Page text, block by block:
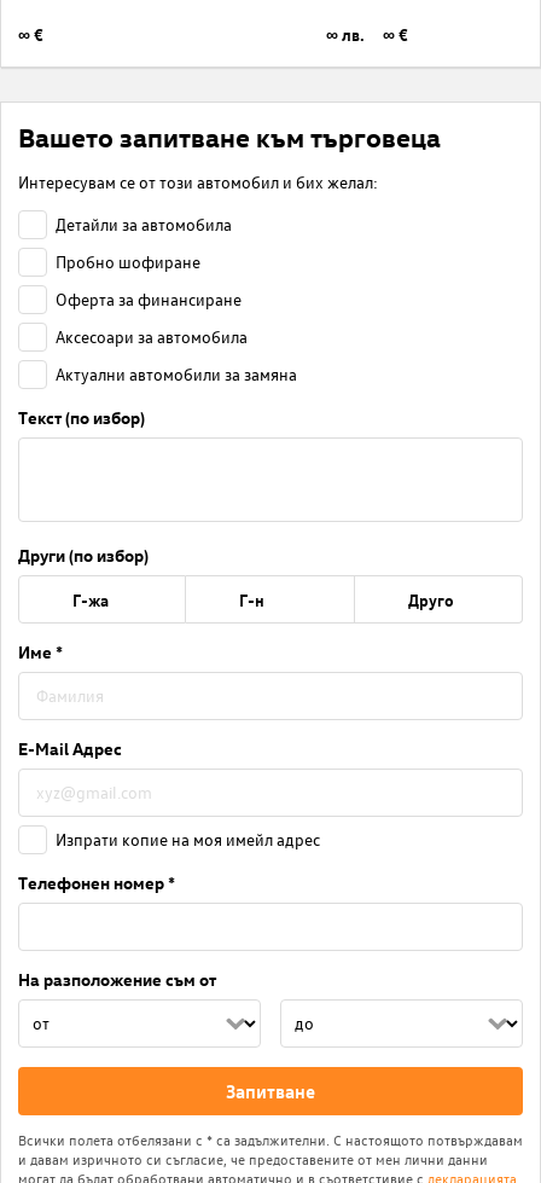
∞ € ∞ лв. ∞ €
Вашето запитване към търговеца
Интересувам се от този автомобил и бих желал:
Детайли за автомобила
Пробно шофиране
Оферта за финансиране
Аксесоари за автомобила
Актуални автомобили за замяна
Текст (по избор)
Други (по избор)
Г-жа Г-н Друго
Име *
E-Mail Адрес
Изпрати копие на моя имейл адрес
Телефонен номер *
На разположение съм от
Запитване
Всички полета отбелязани с * са задължителни. С настоящото потвърждавам
и давам изричното си съгласие, че предоставените от мен лични данни
могат да бъдат обработвани автоматично и в съответстивие с декларацията